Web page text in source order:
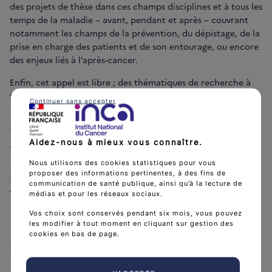
des projets de thèse dans ces champs disciplines et à tous les
temps de la maladie – avant, pendant et après – couvrant
notamment les champs de la prévention, du dépistage, de la
prise en charge des patients et de son entourage, ou encore
des enjeux liés à l’après-cancer.
Enfin, cet appel est libre ; des thématiques de recherche à
titre indicatif sont cependant présentées dans cet appel.
Date d'ouverture de l'appel à projets :
20 décembre 2023
Date limite de soumission :
14 mars 2024 à 16:00
Documents
Aidez-nous à mieux vous connaître.
Nous utilisons des cookies statistiques pour vous
proposer des informations pertinentes, à des fins de
communication de santé publique, ainsi qu’à la lecture de
médias et pour les réseaux sociaux.
Vos choix sont conservés pendant six mois, vous pouvez
les modifier à tout moment en cliquant sur gestion des
cookies en bas de page.
Continuer sans accepter